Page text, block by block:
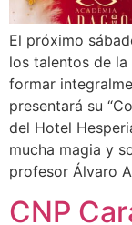
El próximo
los talentos de la
formar
presentará su
del Hotel
mucha magia y
profesor Álvaro
CNP